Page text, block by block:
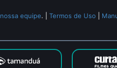
nossa equipe. |Termos de Uso